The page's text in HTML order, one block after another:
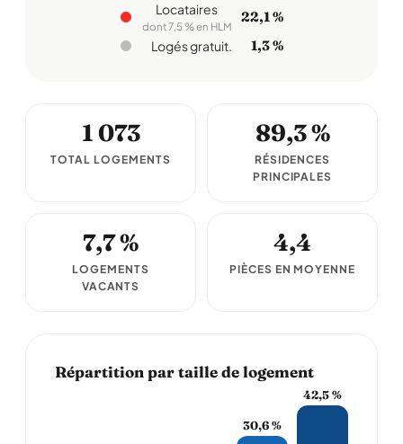
Locataires
dont 7,5 % en HLM
22,1 %
Logés gratuit. 1,3 %
1 073
TOTAL LOGEMENTS
89,3 %
RÉSIDENCES
PRINCIPALES
7,7 %
LOGEMENTS
VACANTS
4,4
PIÈCES EN MOYENNE
Répartition par taille de logement
30,6 %
42,5 %